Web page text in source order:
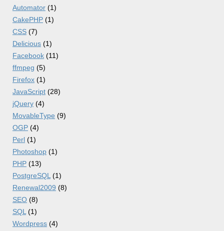
Automator (1)
CakePHP (1)
CSS (7)
Delicious (1)
Facebook (11)
ffmpeg (5)
Firefox (1)
JavaScript (28)
jQuery (4)
MovableType (9)
OGP (4)
Perl (1)
Photoshop (1)
PHP (13)
PostgreSQL (1)
Renewal2009 (8)
SEO (8)
SQL (1)
Wordpress (4)